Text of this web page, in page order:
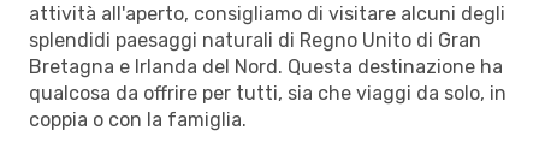
attività all'aperto, consigliamo di visitare alcuni degli
splendidi paesaggi naturali di Regno Unito di Gran
Bretagna e Irlanda del Nord. Questa destinazione ha
qualcosa da offrire per tutti, sia che viaggi da solo, in
coppia o con la famiglia.